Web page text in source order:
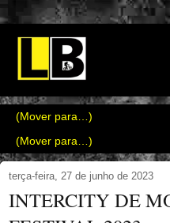
terça-feira, 27 de junho de 2023
INTERCITY DE